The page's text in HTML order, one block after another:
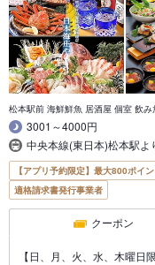
松本駅前 海鮮鮮魚 居酒屋 個室 飲み
3001～4000円
中央本線(東日本)松本駅よ
【アプリ予約限定】最大800ポイ
適格請求書発行事業者
クーポン
【日、月、火、水、木曜日